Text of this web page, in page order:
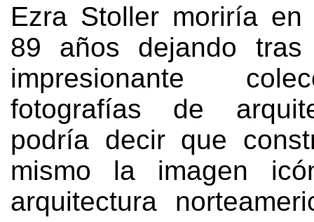
Ezra Stoller moriría en
89 años dejando
impresionante
fotografías de
podría decir que
mismo la imagen
arquitectura